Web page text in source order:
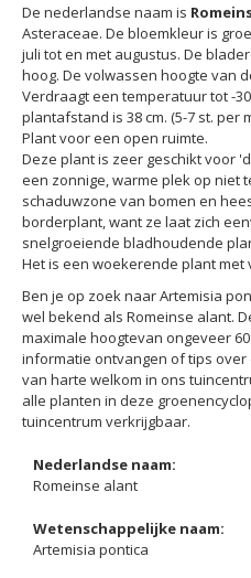
De nederlandse naam is
Asteraceae. De bloemkleur is
juli tot en met augustus. De
hoog. De volwassen hoogte van
Verdraagt een temperatuur tot -
plantafstand is 38 cm. (5-7 st. per
Plant voor een open ruimte.
Deze plant is zeer geschikt voor
een zonnige, warme plek op niet
schaduwzone van bomen en
borderplant, want ze laat zich
snelgroeiende bladhoudende
Het is een woekerende plant met
Ben je op zoek naar Artemisia
wel bekend als Romeinse alant.
maximale hoogtevan ongeveer
informatie ontvangen of tips over
van harte welkom in ons
alle planten in deze
tuincentrum verkrijgbaar.
Nederlandse naam:
Romeinse alant
Wetenschappelijke naam:
Artemisia pontica